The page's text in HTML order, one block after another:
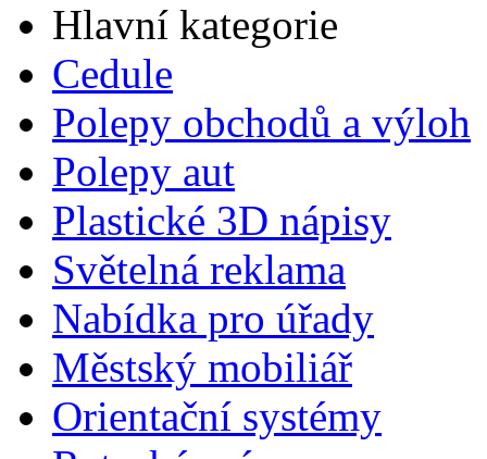
Hlavní kategorie
Cedule
Polepy obchodů a výloh
Polepy aut
Plastické 3D nápisy
Světelná reklama
Nabídka pro úřady
Městský mobiliář
Orientační systémy